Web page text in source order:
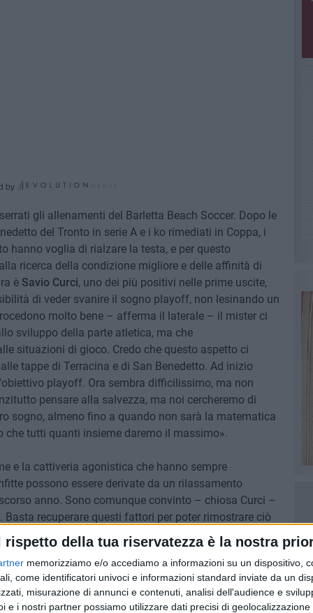
rispetto della tua riservatezza è la nostra
memorizziamo e/o accediamo a informazioni su un dispositivo,
come identificatori univoci e informazioni standard inviate da un
misurazione di annunci e contenuti, analisi dell'audience e
e i nostri partner possiamo utilizzare dati precisi di
by
gli allenamenti del Barletta Beach Soccer. Dopo le
del Tronto in serie A e i ko rimediati in Coppa, i
hanno voglia di rialzare la testa, e per questo
ricerca della condizione migliore e delle affinità di
è Savio Curci, uno dei più positivi nelle prime uscite,
di veder svanire il sogno playoff, non lesinando un
molto bene – afferma il laterale – il mister ci
sviluppo della parte atletica, ma che
situazioni di gioco. Credo che questo aspetto ci
tappe di Terracina e di San Benedetto. Ad inizio
playoff. Ora sembra difficilissimo, ma non
pensare alla salvezza, ma noi cercheremo di
sogno, almeno fino a quando non sarà la matematica
che tutti quanti insieme daremo il massimo».
e la cattiveria agonistica che hanno sempre
possono essere derivate da un rilassamento
anno. Sono comunque convinto – chiosa Curci –
recuperare questi fattori per poter rimostrare ciò
non ha quindi nessuna intenzione di mollare la
ci sarà la resa dei conti: contro Villafranca,
parola che conta sarà riscatto.